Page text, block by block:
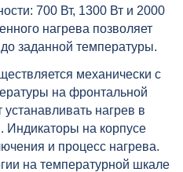
700 Вт, 1300 Вт и 2000
нагрева позволяет
заданной температуры.
механически с
на фронтальной
нагрев в
Индикаторы на корпусе
и процесс нагрева.
на температурной шкале